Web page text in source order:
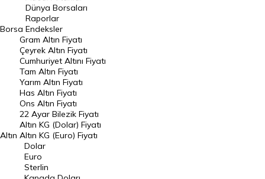
Geçmiş Kapanışlar
Dünya Borsaları
Raporlar
Endeksler
DÖVİZ
Döviz Kuru
Dolar Kuru
Euro Kuru
Pound Kuru
Borsa
Dünya Borsaları
Raporlar
Endeksler
Altın
Gram Altın Fiyatı
Çeyrek Altın Fiyatı
Cumhuriyet Altını Fiyatı
Tam Altın Fiyatı
Yarım Altın Fiyatı
Has Altın Fiyatı
Ons Altın Fiyatı
22 Ayar Bilezik Fiyatı
Altın KG (Dolar) Fiyatı
Altın KG (Euro) Fiyatı
Dolar
Euro
Sterlin